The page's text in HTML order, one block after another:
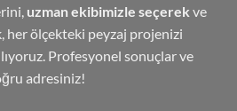
uzman ekibimizle seçerek ve
her ölçekteki peyzaj projenizi
Profesyonel sonuçlar ve
adresiniz!